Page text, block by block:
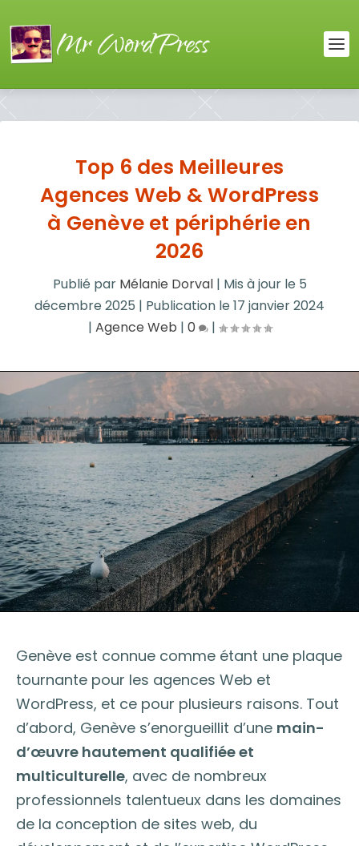
Top 6 des Meilleures
Agences Web & WordPress
à Genève et périphérie en
2026
Publié par Mélanie Dorval| Mis à jour le 5
décembre 2025 | Publication le 17 janvier 2024
| Agence Web | 0 |
Genève est connue comme étant une plaque
tournante pour les agences Web et
WordPress, et ce pour plusieurs raisons. Tout
d’abord, Genève s’enorgueillit d’une main-
d’œuvre hautement qualifiée et
multiculturelle, avec de nombreux
professionnels talentueux dans les domaines
de la conception de sites web, du